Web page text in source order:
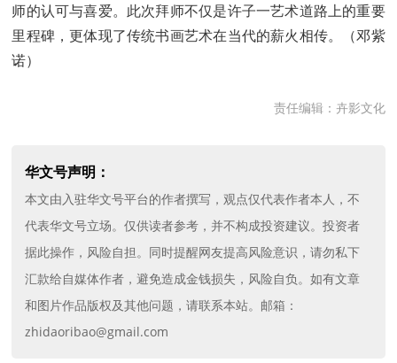
师的认可与喜爱。此次拜师不仅是许子一艺术道路上的重要
里程碑，更体现了传统书画艺术在当代的薪火相传。（邓紫
诺）
责任编辑：卉影文化
华文号声明：
本文由入驻华文号平台的作者撰写，观点仅代表作者本人，不
代表华文号立场。仅供读者参考，并不构成投资建议。投资者
据此操作，风险自担。同时提醒网友提高风险意识，请勿私下
汇款给自媒体作者，避免造成金钱损失，风险自负。如有文章
和图片作品版权及其他问题，请联系本站。邮箱：
zhidaoribao@gmail.com